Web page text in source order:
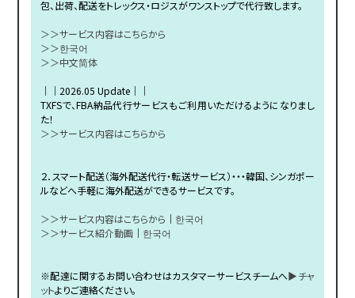
包、出荷、配送をトレックス・ロジスがワンストップで代行致します。
＞＞サービス内容はこちらから
＞＞한국어
＞＞中文简体
｜｜2026.05 Update｜｜
TXFSで、FBA納品代行サービスもご利用いただけるようになりまし
た！
＞＞サービス内容はこちらから
２．スマート配送（海外配送代行・転送サービス）・・・韓国、シンガポー
ルなどへ手軽に海外配送ができるサービスです。
＞＞サービス内容はこちらから ｜ 한국어
＞＞サービス紹介動画 ｜ 한국어
※配達に関するお問い合わせはカスタマーサービスチームへ▶チャ
ットよりご連絡ください。